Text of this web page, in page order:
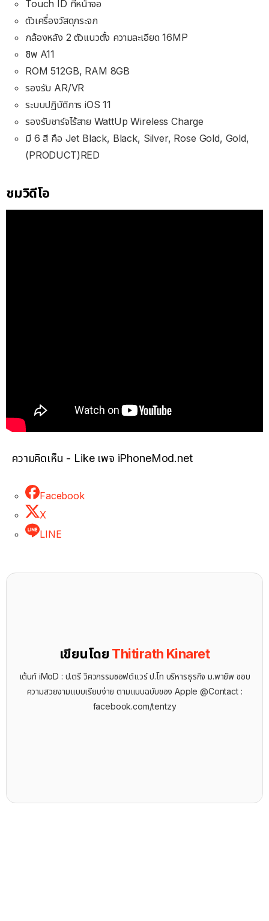
Touch ID ที่หน้าจอ
ตัวเครื่องวัสดุกระจก
กล้องหลัง 2 ตัวแนวตั้ง ความละเอียด 16MP
ชิพ A11
ROM 512GB, RAM 8GB
รองรับ AR/VR
ระบบปฏิบัติการ iOS 11
รองรับชาร์จไร้สาย WattUp Wireless Charge
มี 6 สี คือ Jet Black, Black, Silver, Rose Gold, Gold,
(PRODUCT)RED
ชมวิดีโอ
ความคิดเห็น - Like เพจ iPhoneMod.net
Facebook
X
LINE
เขียนโดย Thitirath Kinaret
เต้นท์ iMoD : ป.ตรี วิศวกรรมซอฟต์แวร์ ป.โท บริหารธุรกิจ ม.พายัพ ชอบ
ความสวยงามแบบเรียบง่าย ตามแบบฉบับของ Apple @Contact :
facebook.com/tentzy